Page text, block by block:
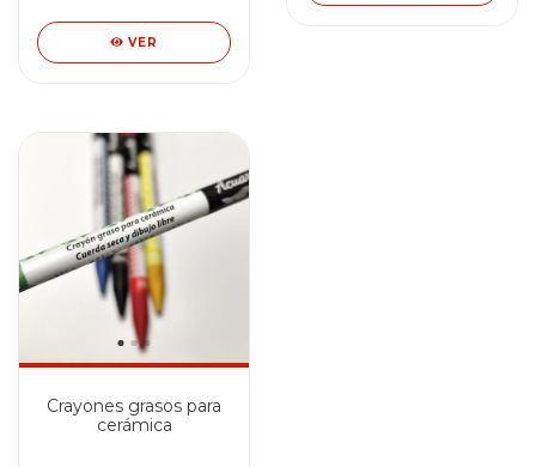
VER
Crayones grasos para
cerámica